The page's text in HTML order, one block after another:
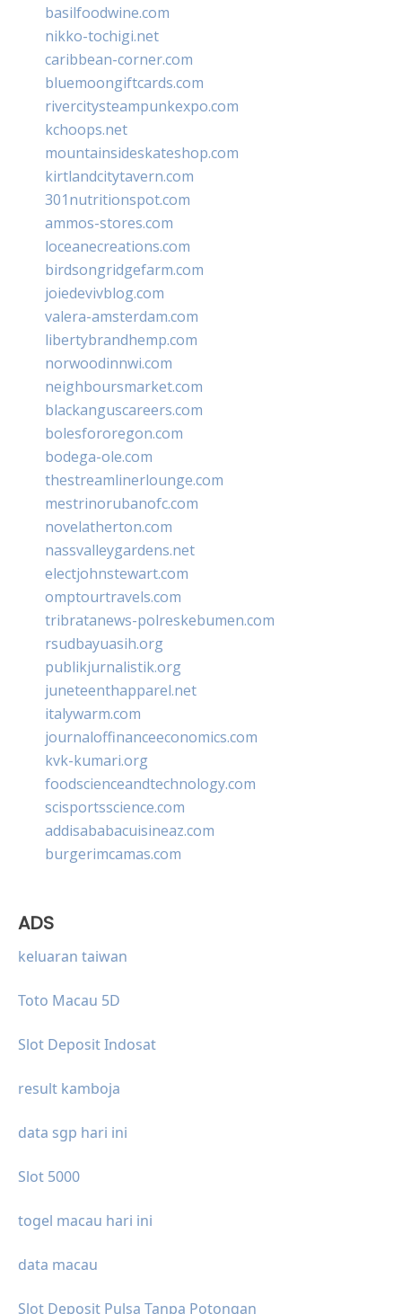
basilfoodwine.com
nikko-tochigi.net
caribbean-corner.com
bluemoongiftcards.com
rivercitysteampunkexpo.com
kchoops.net
mountainsideskateshop.com
kirtlandcitytavern.com
301nutritionspot.com
ammos-stores.com
loceanecreations.com
birdsongridgefarm.com
joiedevivblog.com
valera-amsterdam.com
libertybrandhemp.com
norwoodinnwi.com
neighboursmarket.com
blackanguscareers.com
bolesfororegon.com
bodega-ole.com
thestreamlinerlounge.com
mestrinorubanofc.com
novelatherton.com
nassvalleygardens.net
electjohnstewart.com
omptourtravels.com
tribratanews-polreskebumen.com
rsudbayuasih.org
publikjurnalistik.org
juneteenthapparel.net
italywarm.com
journaloffinanceeconomics.com
kvk-kumari.org
foodscienceandtechnology.com
scisportsscience.com
addisababacuisineaz.com
burgerimcamas.com
ADS
keluaran taiwan
Toto Macau 5D
Slot Deposit Indosat
result kamboja
data sgp hari ini
Slot 5000
togel macau hari ini
data macau
Slot Deposit Pulsa Tanpa Potongan